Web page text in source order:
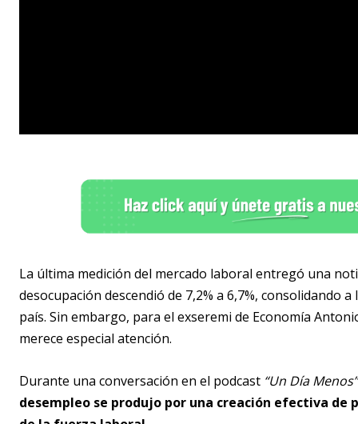
La última medición del mercado laboral entregó una
desocupación descendió de 7,2% a 6,7%, consolidando
país. Sin embargo, para el exseremi de Economía
merece especial atención.
Durante una conversación en el podcast “Un Día Menos”
desempleo se produjo por una creación efectiva de